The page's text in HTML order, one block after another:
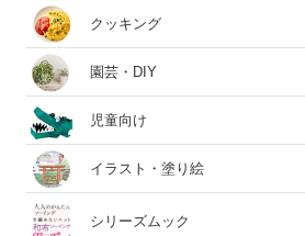
クッキング
園芸・DIY
児童向け
イラスト・塗り絵
シリーズムック